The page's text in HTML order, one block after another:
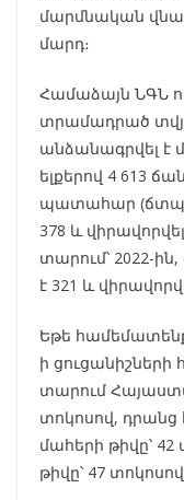
մարմնական
մարդ։
Համաձայն ՆԳՆ
տրամադրած
անձանագրվել
ելքերով 4 613
պատահար (ճտպ),
378 և
տարում՝ 2022-
է 321 և
Եթե համեմատենք
ի
տարում
տոկոսով,
մահերի թիվը՝
թիվը՝ 47